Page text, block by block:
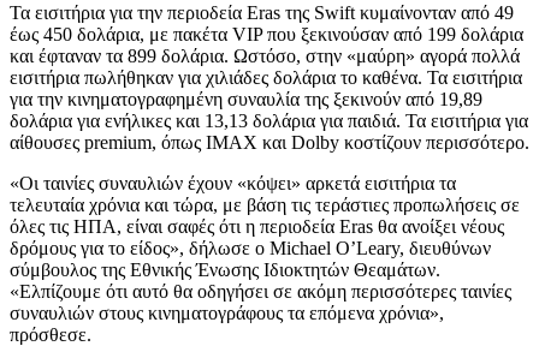
Τα εισιτήρια για την περιοδεία Eras της Swift κυμαίνονταν από 49
έως 450 δολάρια, με πακέτα VIP που ξεκινούσαν από 199 δολάρια
και έφταναν τα 899 δολάρια. Ωστόσο, στην «μαύρη» αγορά πολλά
εισιτήρια πωλήθηκαν για χιλιάδες δολάρια το καθένα. Τα εισιτήρια
για την κινηματογραφημένη συναυλία της ξεκινούν από 19,89
δολάρια για ενήλικες και 13,13 δολάρια για παιδιά. Τα εισιτήρια για
αίθουσες premium, όπως IMAX και Dolby κοστίζουν περισσότερο.
«Οι ταινίες συναυλιών έχουν «κόψει» αρκετά εισιτήρια τα
τελευταία χρόνια και τώρα, με βάση τις τεράστιες προπωλήσεις σε
όλες τις ΗΠΑ, είναι σαφές ότι η περιοδεία Eras θα ανοίξει νέους
δρόμους για το είδος», δήλωσε ο Michael O’Leary, διευθύνων
σύμβουλος της Εθνικής Ένωσης Ιδιοκτητών Θεαμάτων.
«Ελπίζουμε ότι αυτό θα οδηγήσει σε ακόμη περισσότερες ταινίες
συναυλιών στους κινηματογράφους τα επόμενα χρόνια»,
πρόσθεσε.